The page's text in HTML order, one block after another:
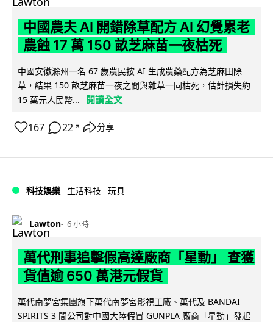
中國農夫 AI 開錯除草配方 AI 幻覺累老
農蝕 17 萬 150 畝芝麻苗一夜枯死
中國安徽滁州一名 67 歲農民按 AI 生成農藥配方為芝麻田除
草，結果 150 畝芝麻苗一夜之間與雜草一同枯死，估計損失約
15 萬元人民幣...
閱讀全文
167 22 ↗ 分享
科技娛樂 生活科技 玩具
Lawton 6 小時
萬代刑事追擊假高達廠商「星動」 查獲
貨值逾 650 萬港元假貨
萬代南夢宮集團旗下萬代南夢宮影視工廠、萬代及 BANDAI
SPIRITS 3 間公司對中國大陸假冒 GUNPLA 廠商「星動」發起